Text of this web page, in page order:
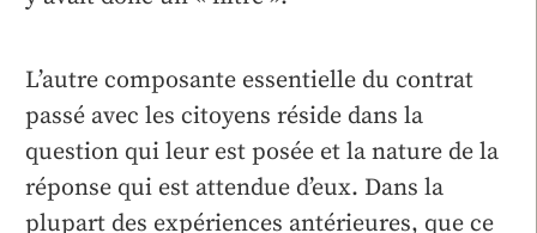
L’autre composante essentielle du contrat
passé avec les citoyens réside dans la
question qui leur est posée et la nature de la
réponse qui est attendue d’eux. Dans la
plupart des expériences antérieures, que ce